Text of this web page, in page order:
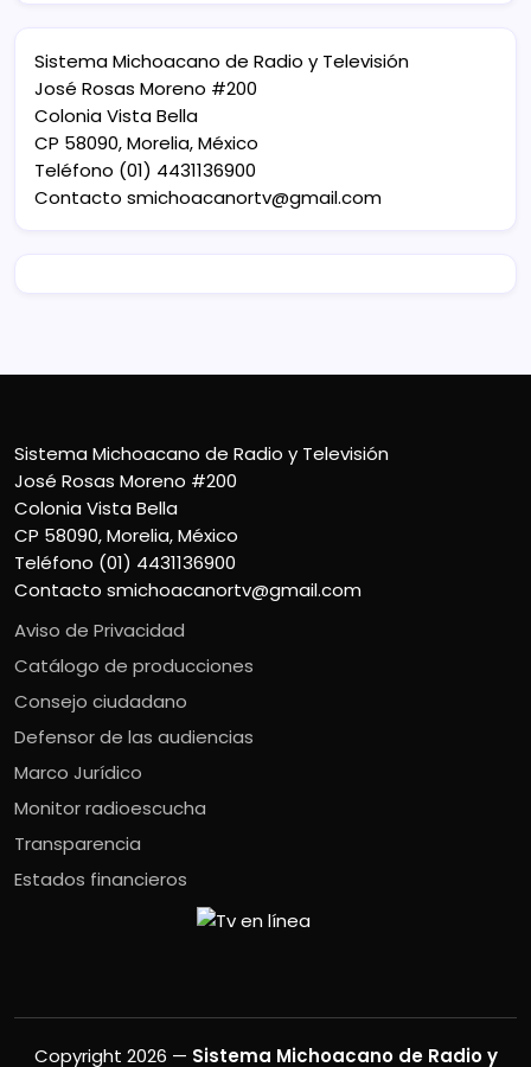
Sistema Michoacano de Radio y Televisión
José Rosas Moreno #200
Colonia Vista Bella
CP 58090, Morelia, México
Teléfono (01) 4431136900
Contacto smichoacanortv@gmail.com
Sistema Michoacano de Radio y Televisión
José Rosas Moreno #200
Colonia Vista Bella
CP 58090, Morelia, México
Teléfono (01) 4431136900
Contacto smichoacanortv@gmail.com
Aviso de Privacidad
Catálogo de producciones
Consejo ciudadano
Defensor de las audiencias
Marco Jurídico
Monitor radioescucha
Transparencia
Estados financieros
Copyright 2026 — Sistema Michoacano de Radio y